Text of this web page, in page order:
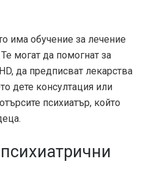
има обучение за лечение
могат да помогнат за
да предписват лекарства
дете консултация или
психиатър, който